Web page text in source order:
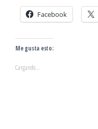
Facebook
Me gusta esto:
Cargando...